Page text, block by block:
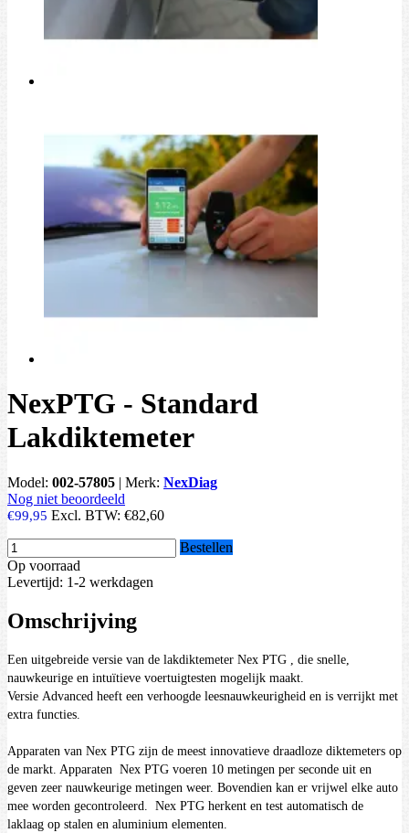
NexPTG - Standard
Lakdiktemeter
Model: 002-57805 | Merk: NexDiag
Nog niet beoordeeld
€99,95 Excl. BTW: €82,60
Bestellen
Op voorraad
Levertijd: 1-2 werkdagen
Omschrijving
Een uitgebreide versie van de lakdiktemeter Nex PTG , die snelle,
nauwkeurige en intuïtieve voertuigtesten mogelijk maakt.
Versie Advanced heeft een verhoogde leesnauwkeurigheid en is verrijkt met
extra functies.
Apparaten van Nex PTG zijn de meest innovatieve draadloze diktemeters op
de markt. Apparaten Nex PTG voeren 10 metingen per seconde uit en
geven zeer nauwkeurige metingen weer. Bovendien kan er vrijwel elke auto
mee worden gecontroleerd. Nex PTG herkent en test automatisch de
laklaag op stalen en aluminium elementen.